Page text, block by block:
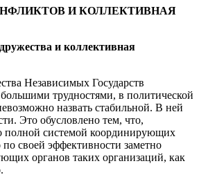
И КОЛЛЕКТИВНАЯ
и коллективная
Независимых Государств
трудностями, в политической
назвать стабильной. В ней
Это обусловлено тем, что,
полной системой координирующих
своей эффективности заметно
органов таких организаций, как